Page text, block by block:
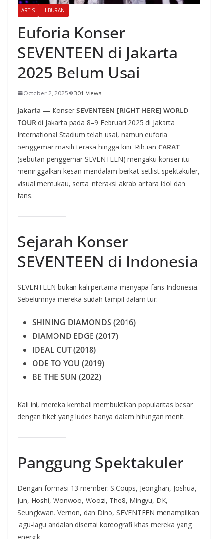
ARTIS HIBURAN
Euforia Konser
SEVENTEEN di Jakarta
2025 Belum Usai
October 2, 2025 301 Views
Jakarta — Konser SEVENTEEN [RIGHT HERE] WORLD
TOUR di Jakarta pada 8–9 Februari 2025 di Jakarta
International Stadium telah usai, namun euforia
penggemar masih terasa hingga kini. Ribuan CARAT
(sebutan penggemar SEVENTEEN) mengaku konser itu
meninggalkan kesan mendalam berkat setlist spektakuler,
visual memukau, serta interaksi akrab antara idol dan
fans.
Sejarah Konser
SEVENTEEN di Indonesia
SEVENTEEN bukan kali pertama menyapa fans Indonesia.
Sebelumnya mereka sudah tampil dalam tur:
SHINING DIAMONDS (2016)
DIAMOND EDGE (2017)
IDEAL CUT (2018)
ODE TO YOU (2019)
BE THE SUN (2022)
Kali ini, mereka kembali membuktikan popularitas besar
dengan tiket yang ludes hanya dalam hitungan menit.
Panggung Spektakuler
Dengan formasi 13 member: S.Coups, Jeonghan, Joshua,
Jun, Hoshi, Wonwoo, Woozi, The8, Mingyu, DK,
Seungkwan, Vernon, dan Dino, SEVENTEEN menampilkan
lagu-lagu andalan disertai koreografi khas mereka yang
energik.